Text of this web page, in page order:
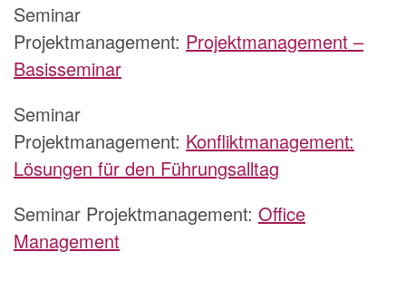
Seminar
Projektmanagement: Projektmanagement –
Basisseminar
Seminar
Projektmanagement: Konfliktmanagement:
Lösungen für den Führungsalltag
Seminar Projektmanagement: Office
Management